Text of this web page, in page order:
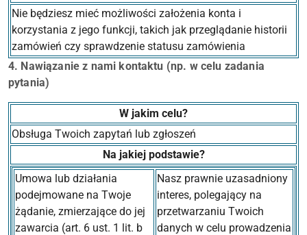
Nie będziesz mieć możliwości założenia konta i
korzystania z jego funkcji, takich jak przeglądanie historii
zamówień czy sprawdzenie statusu zamówienia
4. Nawiązanie z nami kontaktu (np. w celu zadania
pytania)
W jakim celu?
Obsługa Twoich zapytań lub zgłoszeń
Na jakiej podstawie?
Umowa lub działania
podejmowane na Twoje
żądanie, zmierzające do jej
zawarcia (art. 6 ust. 1 lit. b
Nasz prawnie uzasadniony
interes, polegający na
przetwarzaniu Twoich
danych w celu prowadzenia